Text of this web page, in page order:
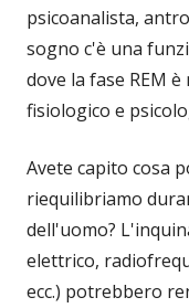
psicoanalista,
sogno c'è una
dove la fase REM
fisiologico e
Avete capito cosa
riequilibriamo
dell'uomo?
elettrico,
ecc.) potrebbero